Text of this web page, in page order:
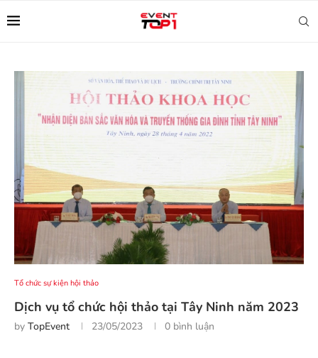
Tổ chức sự kiện hội thảo
Dịch vụ tổ chức hội thảo tại Tây Ninh năm 2023
by TopEvent 23/05/2023 0 bình luận